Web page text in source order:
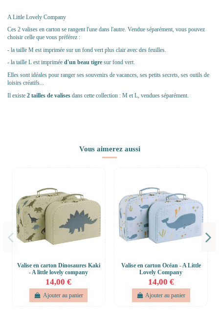
A Little Lovely Company
Ces 2 valises en carton se rangent l'une dans l'autre. Vendue séparément, vous pouvez
choisir celle que vous préférez :
- la taille M est imprimée sur un fond vert plus clair avec des feuilles.
- la taille L est imprimée d'un beau tigre sur fond vert.
Elles sont idéales pour ranger ses souvenirs de vacances, ses petits secrets, ses outils de
loisirs créatifs...
Il existe 2 tailles de valises dans cette collection : M et L, vendues séparément.
Vous aimerez aussi
Valise en carton Dinosaures Kaki
- A little lovely company
14,00 €
Ajouter au panier
Valise en carton Océan - A Little
Lovely Company
14,00 €
Ajouter au panier